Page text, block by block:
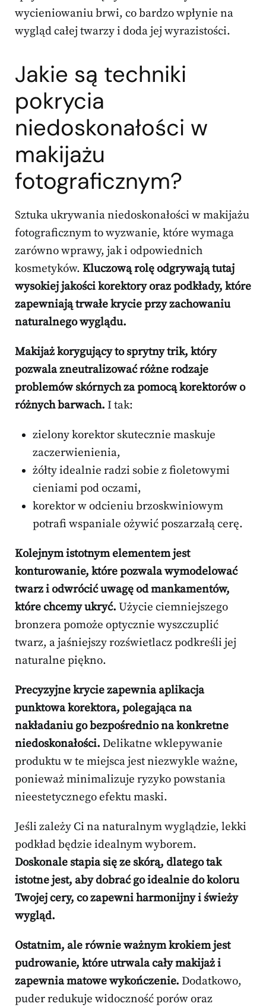
wycieniowaniu brwi, co bardzo wpłynie na
wygląd całej twarzy i doda jej wyrazistości.
Jakie są techniki
pokrycia
niedoskonałości w
makijażu
fotograficznym?
Sztuka ukrywania niedoskonałości w makijażu
fotograficznym to wyzwanie, które wymaga
zarówno wprawy, jak i odpowiednich
kosmetyków. Kluczową rolę odgrywają tutaj
wysokiej jakości korektory oraz podkłady, które
zapewniają trwałe krycie przy zachowaniu
naturalnego wyglądu.
Makijaż korygujący to sprytny trik, który
pozwala zneutralizować różne rodzaje
problemów skórnych za pomocą korektorów o
różnych barwach. I tak:
zielony korektor skutecznie maskuje
zaczerwienienia,
żółty idealnie radzi sobie z fioletowymi
cieniami pod oczami,
korektor w odcieniu brzoskwiniowym
potrafi wspaniale ożywić poszarzałą cerę.
Kolejnym istotnym elementem jest
konturowanie, które pozwala wymodelować
twarz i odwrócić uwagę od mankamentów,
które chcemy ukryć. Użycie ciemniejszego
bronzera pomoże optycznie wyszczuplić
twarz, a jaśniejszy rozświetlacz podkreśli jej
naturalne piękno.
Precyzyjne krycie zapewnia aplikacja
punktowa korektora, polegająca na
nakładaniu go bezpośrednio na konkretne
niedoskonałości. Delikatne wklepywanie
produktu w te miejsca jest niezwykle ważne,
ponieważ minimalizuje ryzyko powstania
nieestetycznego efektu maski.
Jeśli zależy Ci na naturalnym wyglądzie, lekki
podkład będzie idealnym wyborem.
Doskonale stapia się ze skórą, dlatego tak
istotne jest, aby dobrać go idealnie do koloru
Twojej cery, co zapewni harmonijny i świeży
wygląd.
Ostatnim, ale równie ważnym krokiem jest
pudrowanie, które utrwala cały makijaż i
zapewnia matowe wykończenie. Dodatkowo,
puder redukuje widoczność porów oraz